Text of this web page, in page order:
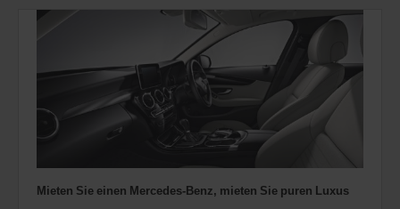
Mieten Sie einen Mercedes-Benz, mieten Sie puren Luxus